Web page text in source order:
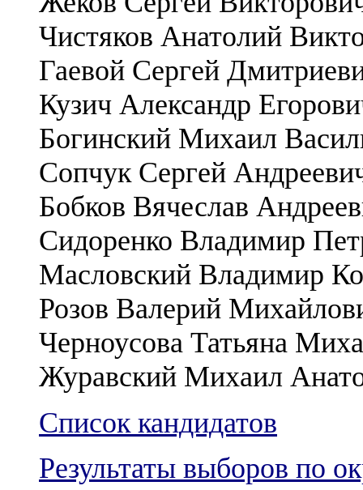
Чистяков Анатолий
Гаевой Сергей
Кузич Александр
Богинский Михаил
Сопчук Сергей
Бобков Вячеслав
Сидоренко Владимир
Масловский Владимир
Розов Валерий
Черноусова Татьяна
Журавский Михаил
Список кандидатов
Результаты выборов по